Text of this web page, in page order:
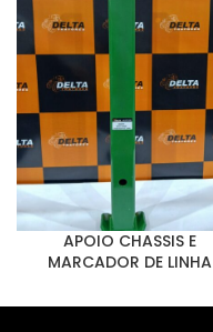
APOIO CHASSIS E
MARCADOR DE LINHA